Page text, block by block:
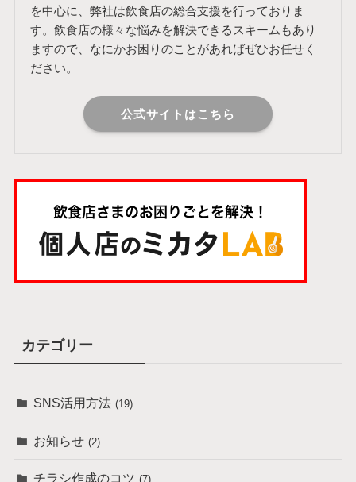
を中心に、弊社は飲食店の総合支援を行っておりま
す。飲食店の様々な悩みを解決できるスキームもあり
ますので、なにかお困りのことがあればぜひお任せく
ださい。
公式サイトはこちら
カテゴリー
SNS活用方法 (19)
お知らせ (2)
チラシ作成のコツ (7)